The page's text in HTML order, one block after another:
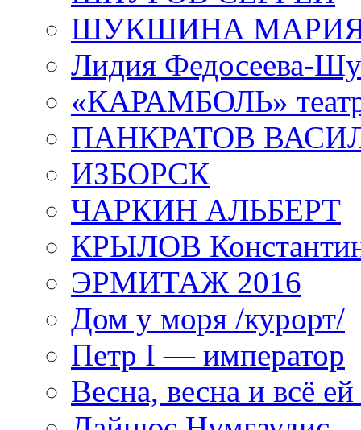
ШУКШИНА
Лидия Федосеева-
«КАРАМБОЛЬ»
ПАНКРАТОВ
ИЗБОРСК
ЧАРКИН АЛЬБЕРТ
КРЫЛОВ
ЭРМИТАЖ 2016
Дом у моря /курорт/
Петр I — император
Весна, весна и всё